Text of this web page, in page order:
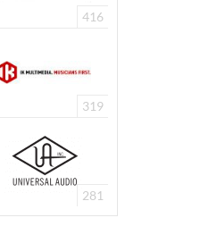
416
319
281